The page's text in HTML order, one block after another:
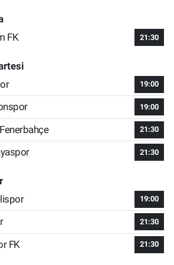
FK
21:30
19:00
19:00
21:30
21:30
19:00
21:30
FK 21:30